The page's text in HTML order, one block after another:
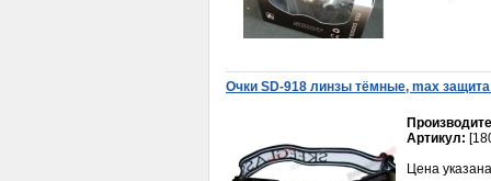
Очки SD-918 линзы тёмные, max
Артикул:
Цена